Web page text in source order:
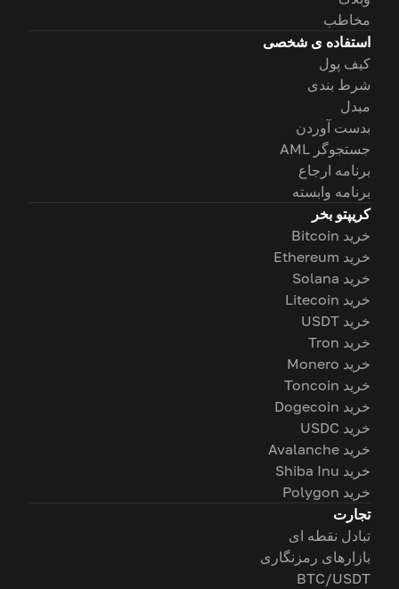
مخاطب
استفاده ی شخصی
کیف پول
شرط بندی
مبدل
بدست آوردن
جستجوگر AML
برنامه ارجاع
برنامه وابسته
کریپتو بخر
خرید Bitcoin
خرید Ethereum
خرید Solana
خرید Litecoin
خرید USDT
خرید Tron
خرید Monero
خرید Toncoin
خرید Dogecoin
خرید USDC
خرید Avalanche
خرید Shiba Inu
خرید Polygon
تجارت
تبادل نقطه ای
بازارهای رمزنگاری
BTC/USDT